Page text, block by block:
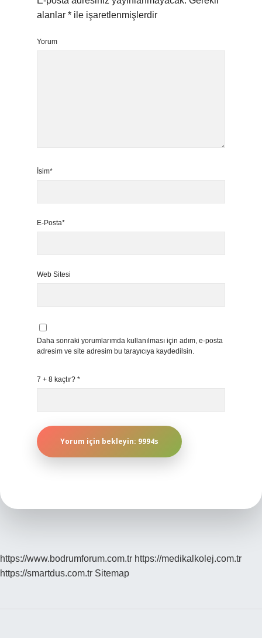
alanlar * ile işaretlenmişlerdir
Yorum
İsim*
E-Posta*
Web Sitesi
Daha sonraki yorumlarımda kullanılması için adım, e-posta
adresim ve site adresim bu tarayıcıya kaydedilsin.
7 + 8 kaçtır? *
https://www.bodrumforum.com.tr https://medikalkolej.com.tr
https://smartdus.com.tr Sitemap